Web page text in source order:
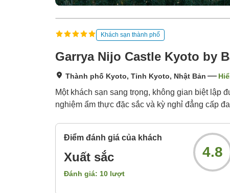
Khách sạn thành phố
Garrya Nijo Castle Kyoto by
Thành phố Kyoto, Tỉnh Kyoto, Nhật Bản
Một khách sạn sang trọng, không gian biệt lập
nghiệm ẩm thực đặc sắc và kỳ nghỉ đẳng cấp
Điểm đánh giá của khách
Xuất sắc
Đánh giá: 10 lượt
4.8